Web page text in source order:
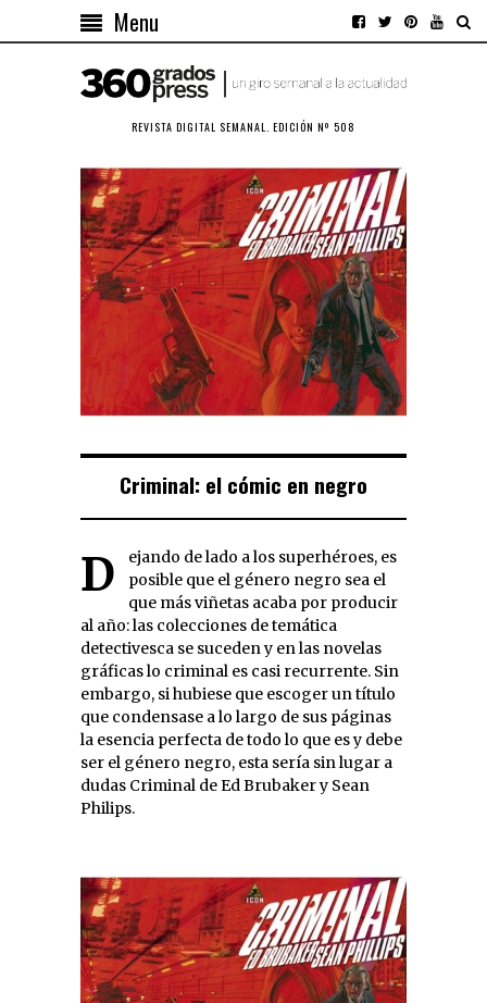
Menu
REVISTA DIGITAL SEMANAL. EDICIÓN Nº 508
Criminal: el cómic en negro
Dejando de lado a los superhéroes, es
posible que el género negro sea el
que más viñetas acaba por producir
al año: las colecciones de temática
detectivesca se suceden y en las novelas
gráficas lo criminal es casi recurrente. Sin
embargo, si hubiese que escoger un título
que condensase a lo largo de sus páginas
la esencia perfecta de todo lo que es y debe
ser el género negro, esta sería sin lugar a
dudas Criminal de Ed Brubaker y Sean
Philips.